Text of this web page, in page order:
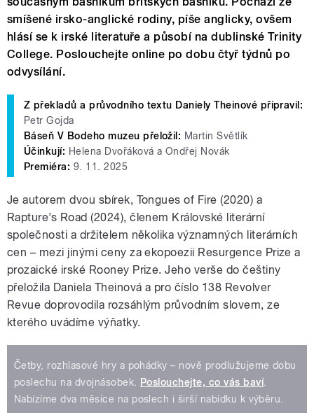
smíšené irsko-anglické rodiny, píše anglicky, ovšem
hlásí se k irské literatuře a působí na dublinské Trinity
College. Poslouchejte online po dobu čtyř týdnů po
odvysílání.
Z překladů a průvodního textu Daniely Theinové připravil:
Petr Gojda
Báseň V Bodeho muzeu přeložil: Martin Světlík
Účinkují: Helena Dvořáková a Ondřej Novák
Premiéra: 9. 11. 2025
Je autorem dvou sbírek, Tongues of Fire (2020) a
Rapture’s Road (2024), členem Královské literární
společnosti a držitelem několika významných literárních
cen – mezi jinými ceny za ekopoezii Resurgence Prize a
prozaické irské Rooney Prize. Jeho verše do češtiny
přeložila Daniela Theinová a pro číslo 138 Revolver
Revue doprovodila rozsáhlým průvodním slovem, ze
kterého uvádíme výňatky.
Četby, rozhlasové hry a pohádky – nově prodlužujeme dobu
poslechu na dvojnásobek. Poslouchejte, co vás baví.
Nabízíme dva měsíce na poslech i širší nabídku k výběru.